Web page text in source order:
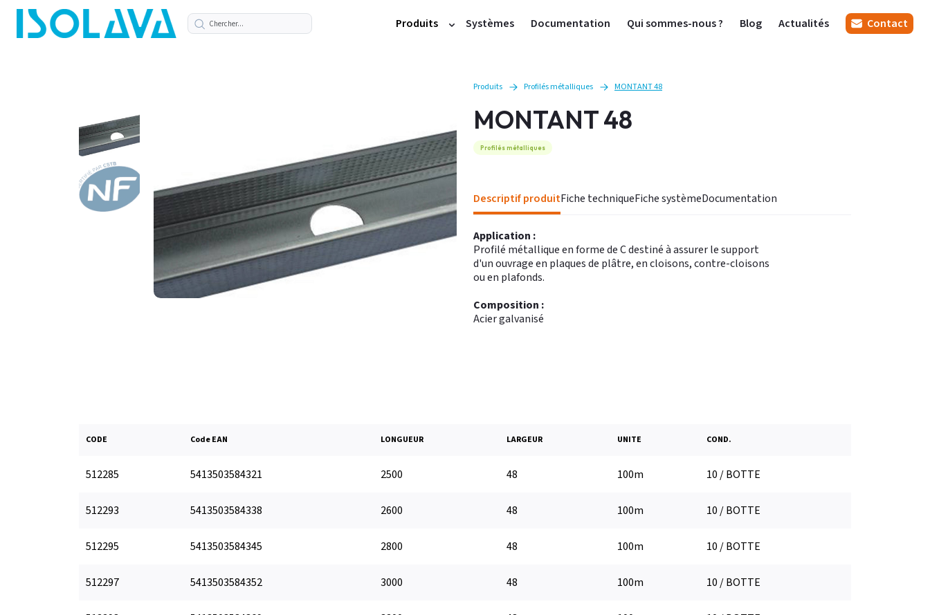
Produits
Accessoires plafonds et cloisons
Produits de finition
Plâtres
Carreaux
Accessoires carreaux
Plafonds démontables
Autres produits
Systèmes Documentation Qui sommes-nous ? Blog Actualités Contact
Produits Profilés métalliques MONTANT 48
MONTANT 48
Profilés métalliques
Descriptif produit Fiche techniqueFiche systèmeDocumentation
Application :
Profilé métallique en forme de C destiné à assurer le support
d'un ouvrage en plaques de plâtre, en cloisons, contre-cloisons
ou en plafonds.
Composition :
Acier galvanisé
CODE Code EAN LONGUEUR LARGEUR UNITE COND.
512285 5413503584321 2500 48 100m 10 / BOTTE
512293 5413503584338 2600 48 100m 10 / BOTTE
512295 5413503584345 2800 48 100m 10 / BOTTE
512297 5413503584352 3000 48 100m 10 / BOTTE